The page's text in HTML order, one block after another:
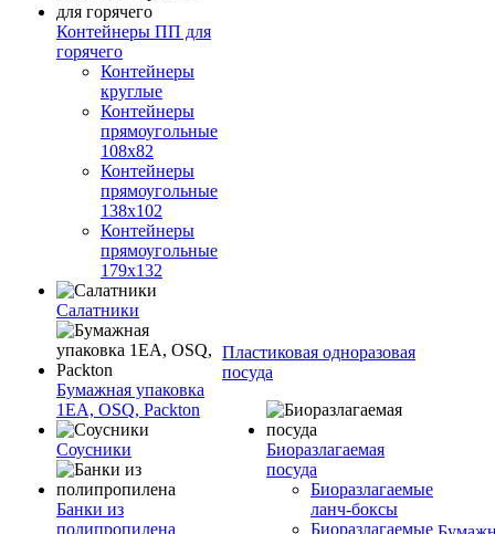
Контейнеры ПП для
горячего
Контейнеры
круглые
Контейнеры
прямоугольные
108х82
Контейнеры
прямоугольные
138х102
Контейнеры
прямоугольные
179х132
Салатники
Бумажная упаковка
1ЕА, OSQ, Packton
Соусники
Банки из
полипропилена
Пластиковая одноразовая
посуда
Биоразлагаемая
посуда
Биоразлагаемые
ланч-боксы
Биоразлагаемые